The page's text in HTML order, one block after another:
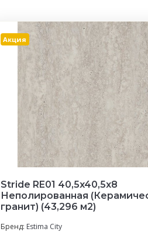
Акция
Stride RE01 40,5x40,5х8
Неполированная
гранит) (43,296 м2)
Бренд: Estima City